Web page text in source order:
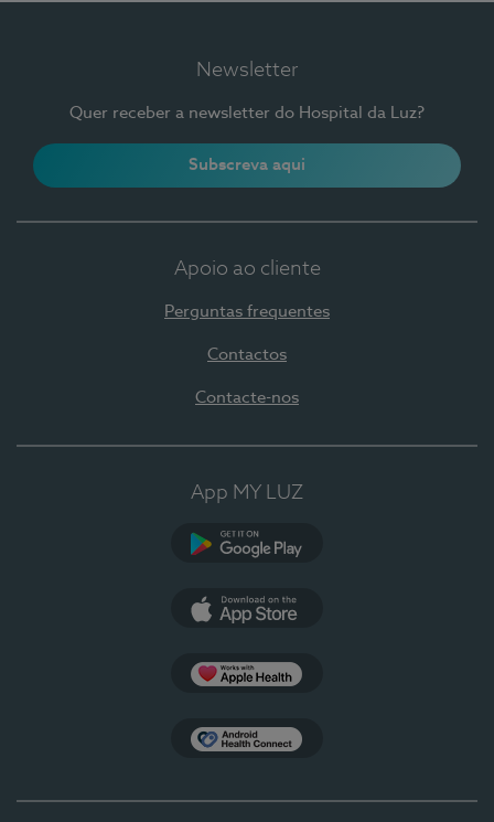
Newsletter
Quer receber a newsletter do Hospital da Luz?
Subscreva aqui
Apoio ao cliente
Perguntas frequentes
Contactos
Contacte-nos
App MY LUZ